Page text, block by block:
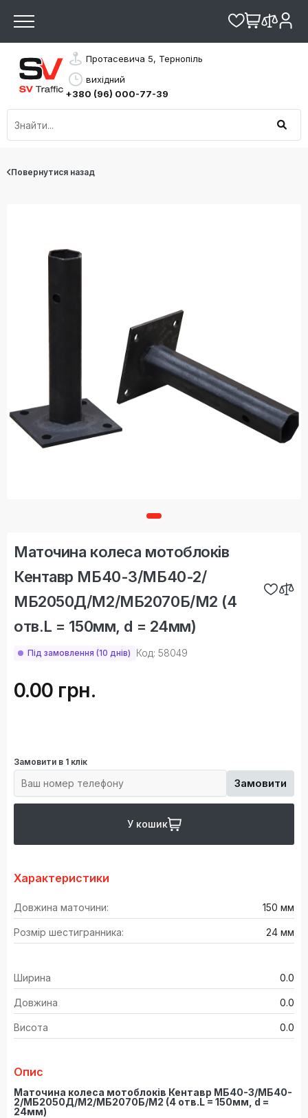
Протасевича 5, Тернопіль
вихідний
+380 (96) 000-77-39
Повернутися назад
Маточина колеса мотоблоків
Кентавр МБ40-3/МБ40-2/
МБ2050Д/М2/МБ2070Б/М2 (4
отв.L = 150мм, d = 24мм)
Під замовлення (10 днів) Код: 58049
0.00 грн.
Замовити в 1 клік
Замовити
У кошик
Характеристики
Довжина маточини: 150 мм
Розмір шестигранника: 24 мм
Ширина 0.0
Довжина 0.0
Висота 0.0
Опис
Маточина колеса мотоблоків Кентавр МБ40-3/МБ40-
2/МБ2050Д/М2/МБ2070Б/М2 (4 отв.L = 150мм, d =
24мм)